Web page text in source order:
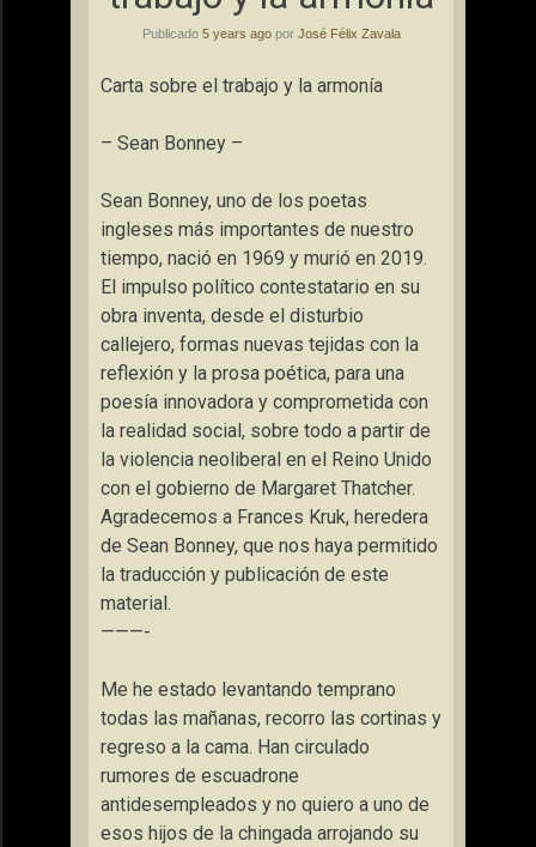
Publicado 5 years agopor José Félix Zavala
Carta sobre el trabajo y la armonía
– Sean Bonney –
Sean Bonney, uno de los poetas
ingleses más importantes de nuestro
tiempo, nació en 1969 y murió en 2019.
El impulso político contestatario en su
obra inventa, desde el disturbio
callejero, formas nuevas tejidas con la
reflexión y la prosa poética, para una
poesía innovadora y comprometida con
la realidad social, sobre todo a partir de
la violencia neoliberal en el Reino Unido
con el gobierno de Margaret Thatcher.
Agradecemos a Frances Kruk, heredera
de Sean Bonney, que nos haya permitido
la traducción y publicación de este
material.
———-
Me he estado levantando temprano
todas las mañanas, recorro las cortinas y
regreso a la cama. Han circulado
rumores de escuadrone
antidesempleados y no quiero a uno de
esos hijos de la chingada arrojando su